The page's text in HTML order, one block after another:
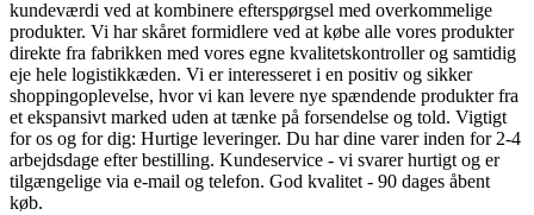
kundeværdi ved at kombinere efterspørgsel med overkommelige
produkter. Vi har skåret formidlere ved at købe alle vores produkter
direkte fra fabrikken med vores egne kvalitetskontroller og samtidig
eje hele logistikkæden. Vi er interesseret i en positiv og sikker
shoppingoplevelse, hvor vi kan levere nye spændende produkter fra
et ekspansivt marked uden at tænke på forsendelse og told. Vigtigt
for os og for dig: Hurtige leveringer. Du har dine varer inden for 2-4
arbejdsdage efter bestilling. Kundeservice - vi svarer hurtigt og er
tilgængelige via e-mail og telefon. God kvalitet - 90 dages åbent
køb.